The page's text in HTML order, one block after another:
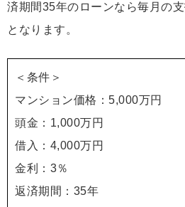
済期間35年のローンなら毎月の
となります。
＜条件＞
マンション価格：5,000万円
頭金：1,000万円
借入：4,000万円
金利：3％
返済期間：35年